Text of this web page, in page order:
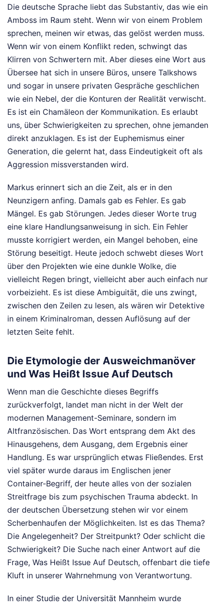
Die deutsche Sprache liebt das Substantiv, das wie ein
Amboss im Raum steht. Wenn wir von einem Problem
sprechen, meinen wir etwas, das gelöst werden muss.
Wenn wir von einem Konflikt reden, schwingt das
Klirren von Schwertern mit. Aber dieses eine Wort aus
Übersee hat sich in unsere Büros, unsere Talkshows
und sogar in unsere privaten Gespräche geschlichen
wie ein Nebel, der die Konturen der Realität verwischt.
Es ist ein Chamäleon der Kommunikation. Es erlaubt
uns, über Schwierigkeiten zu sprechen, ohne jemanden
direkt anzuklagen. Es ist der Euphemismus einer
Generation, die gelernt hat, dass Eindeutigkeit oft als
Aggression missverstanden wird.
Markus erinnert sich an die Zeit, als er in den
Neunzigern anfing. Damals gab es Fehler. Es gab
Mängel. Es gab Störungen. Jedes dieser Worte trug
eine klare Handlungsanweisung in sich. Ein Fehler
musste korrigiert werden, ein Mangel behoben, eine
Störung beseitigt. Heute jedoch schwebt dieses Wort
über den Projekten wie eine dunkle Wolke, die
vielleicht Regen bringt, vielleicht aber auch einfach nur
vorbeizieht. Es ist diese Ambiguität, die uns zwingt,
zwischen den Zeilen zu lesen, als wären wir Detektive
in einem Kriminalroman, dessen Auflösung auf der
letzten Seite fehlt.
Die Etymologie der Ausweichmanöver
und Was Heißt Issue Auf Deutsch
Wenn man die Geschichte dieses Begriffs
zurückverfolgt, landet man nicht in der Welt der
modernen Management-Seminare, sondern im
Altfranzösischen. Das Wort entsprang dem Akt des
Hinausgehens, dem Ausgang, dem Ergebnis einer
Handlung. Es war ursprünglich etwas Fließendes. Erst
viel später wurde daraus im Englischen jener
Container-Begriff, der heute alles von der sozialen
Streitfrage bis zum psychischen Trauma abdeckt. In
der deutschen Übersetzung stehen wir vor einem
Scherbenhaufen der Möglichkeiten. Ist es das Thema?
Die Angelegenheit? Der Streitpunkt? Oder schlicht die
Schwierigkeit? Die Suche nach einer Antwort auf die
Frage, Was Heißt Issue Auf Deutsch, offenbart die tiefe
Kluft in unserer Wahrnehmung von Verantwortung.
In einer Studie der Universität Mannheim wurde